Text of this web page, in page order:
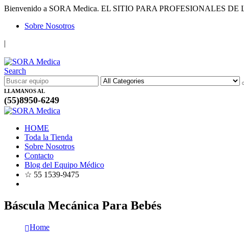
Bienvenido a SORA Medica. EL SITIO PARA PROFESIONALES DE
Sobre Nosotros
|
Search
LLAMANOS AL
(55)8950-6249
HOME
Toda la Tienda
Sobre Nosotros
Contacto
Blog del Equipo Médico
☆ 55 1539-9475
Báscula Mecánica Para Bebés
Home